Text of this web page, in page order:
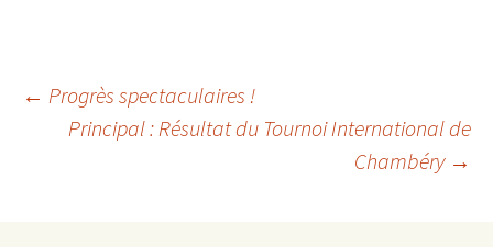
Navigation
← Progrès spectaculaires !
Principal : Résultat du Tournoi International de
Chambéry →